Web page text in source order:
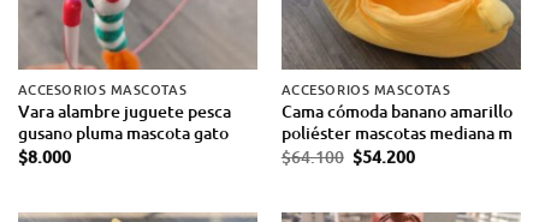
ACCESORIOS MASCOTAS
Vara alambre juguete pesca
gusano pluma mascota gato
$8.000
ACCESORIOS MASCOTAS
Cama cómoda banano amarillo
poliéster mascotas mediana m
$64.100 $54.200